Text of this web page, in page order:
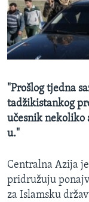
MAGAZIN
O GLASU
PRATITE NAS
"Prošlog tjedna
tadžikistankog
učesnik nekoliko
u."
Centralna Azija
pridružuju
za Islamsku